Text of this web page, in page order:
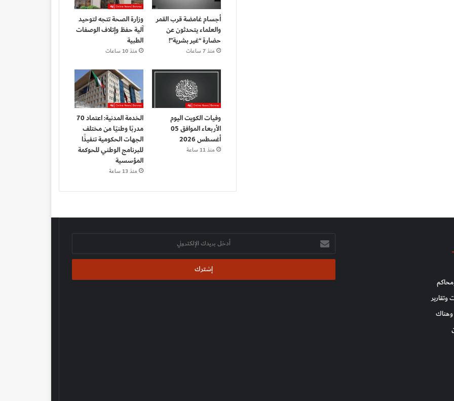
أجسام غامضة قرب القمر
والعلماء يتحدثون عن
حضارة “غير بشرية”!
منذ 7 ساعات
وزارة الصحة تتجه لتوحيد
آلية حفظ وإتلاف الوصفات
الطبية
منذ 10 ساعات
وفيات الكويت اليوم
الأربعاء الموافق 05
أغسطس 2026
منذ 11 ساعة
الخدمة المدنية: اعتماد 70
مدربًا وطنيًا من مختلف
الجهات الحكومية تنفيذًا
للبرنامج الوطني للحوكمة
المؤسسية
منذ 13 ساعة
وتقارير
أدخل
بريدك
الإلكتروني